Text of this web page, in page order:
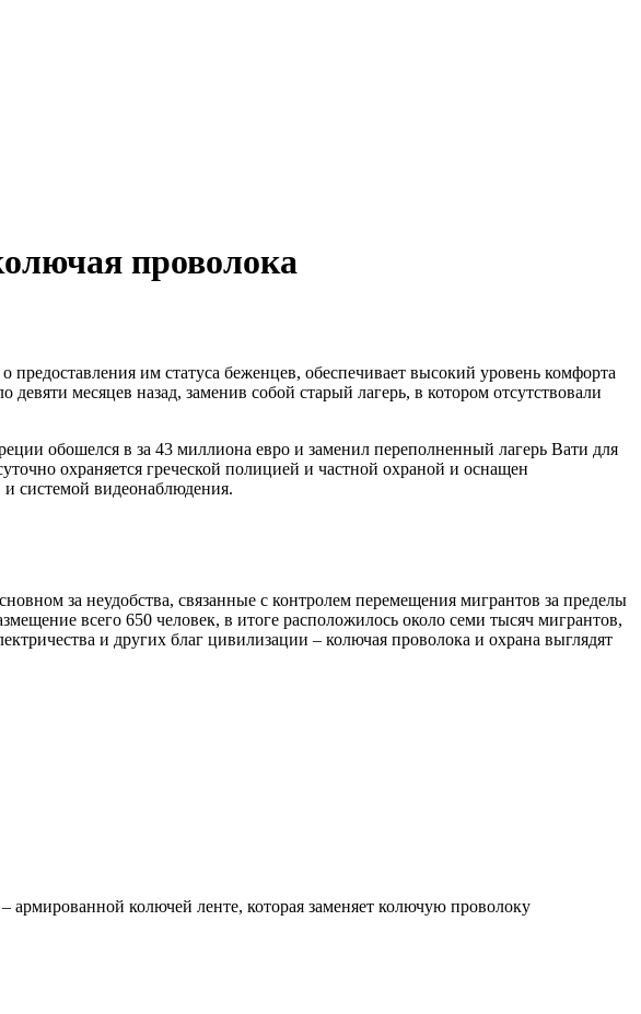
проволока
им статуса беженцев, обеспечивает высокий уровень комфорта
девяти месяцев назад, заменив собой старый лагерь, в котором отсутствовали
обошелся в за 43 миллиона евро и заменил переполненный лагерь Вати для
охраняется греческой полицией и частной охраной и оснащен
системой видеонаблюдения.
за неудобства, связанные с контролем перемещения мигрантов за пределы
всего 650 человек, в итоге расположилось около семи тысяч мигрантов,
и других благ цивилизации – колючая проволока и охрана выглядят
армированной колючей ленте, которая заменяет колючую проволоку